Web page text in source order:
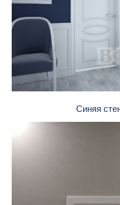
Синяя